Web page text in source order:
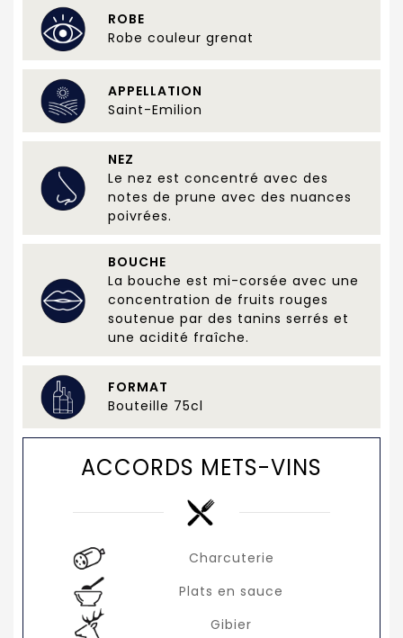
ROBE
Robe couleur grenat
APPELLATION
Saint-Emilion
NEZ
Le nez est concentré avec des
notes de prune avec des nuances
poivrées.
BOUCHE
La bouche est mi-corsée avec une
concentration de fruits rouges
soutenue par des tanins serrés et
une acidité fraîche.
FORMAT
Bouteille 75cl
ACCORDS METS-VINS
Charcuterie
Plats en sauce
Gibier